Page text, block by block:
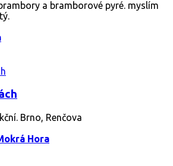
a bramborové pyré. myslím
Brno, Renčova
Hora